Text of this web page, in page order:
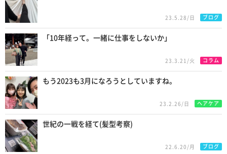
23.5.28/日 ブログ
「10年経って。一緒に仕事をしないか」
23.3.21/火 コラム
もう2023も3月になろうとしていますね。
23.2.26/日 ヘアケア
世紀の一戦を経て(髪型考察)
22.6.20/月 ブログ